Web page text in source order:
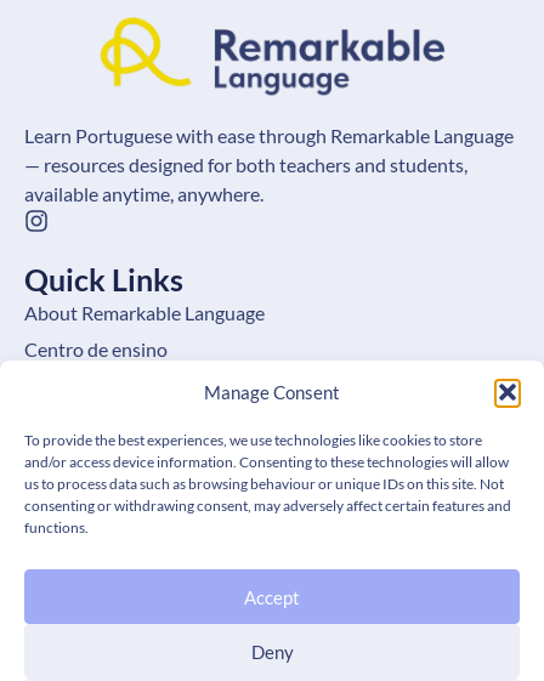
Manage Consent
To provide the best experiences, we use technologies like cookies to store
and/or access device information. Consenting to these technologies will allow
us to process data such as browsing behaviour or unique IDs on this site. Not
consenting or withdrawing consent, may adversely affect certain features and
functions.
Accept
Deny
Learn Portuguese with ease through Remarkable Language
— resources designed for both teachers and students,
available anytime, anywhere.
Quick Links
About Remarkable Language
Centro de ensino
Benefícios para professores
FAQ
Contact
Cookie Policy (EU)
Get In Touch
Email: hello@remarkablelanguage.com